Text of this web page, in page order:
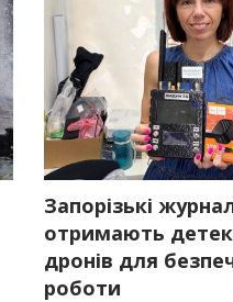
Запорізькі
отримають
дронів для
роботи